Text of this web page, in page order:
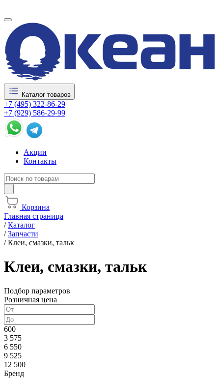
Каталог товаров
+7 (495) 322-86-29
+7 (929) 586-29-99
Акции
Контакты
Корзина
Главная страница
/Каталог
/Запчасти
/Клеи, смазки, тальк
Клеи, смазки, тальк
Подбор параметров
Розничная цена
600
3 575
6 550
9 525
12 500
Бренд